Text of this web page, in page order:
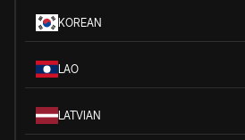
KOREAN
LAO
LATVIAN